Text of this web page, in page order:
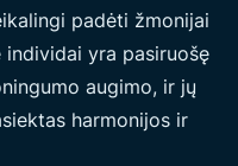
padėti žmonijai
individai yra pasiruošę
augimo, ir jų
harmonijos ir